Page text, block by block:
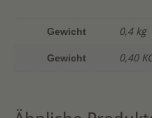
Gewicht 0,4 kg
Gewicht 0,40